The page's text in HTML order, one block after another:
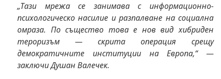
„Тази мрежа се занимава с информационно-
психологическо насилие и разпалване на социална
омраза. По същество това е нов вид хибриден
тероризъм — скрита операция срещу
демократичните институции на Европа,“ —
заключи Душан Валечек.